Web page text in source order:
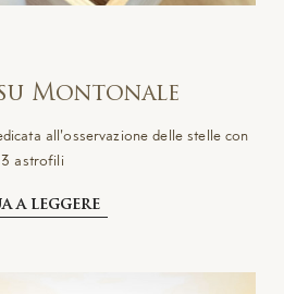
Montonale
all'osservazione delle stelle con
astrofili
a leggere